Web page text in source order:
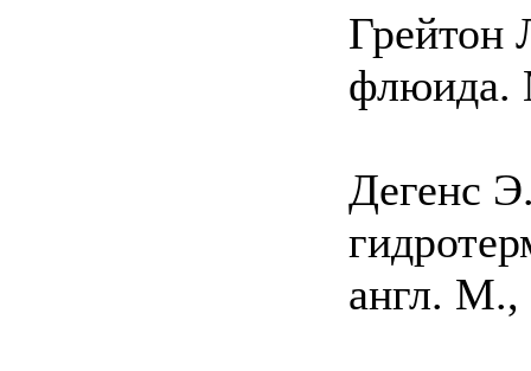
Грейтон
флюида.
Дегенс
англ.